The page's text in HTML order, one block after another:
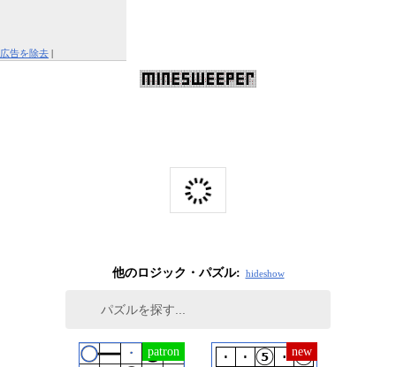
広告を除去 |
他のロジック・パズル: hideshow